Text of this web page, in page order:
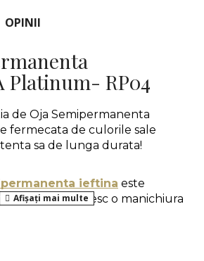
OPINII
Platinum- RP04
de Oja Semipermanenta
fermecata de culorile sale
sa de lunga durata!
ieftina este
ca isi doresc o manichiura